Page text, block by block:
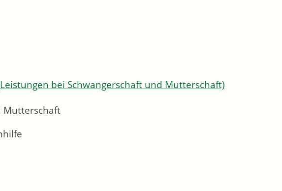
bei Schwangerschaft und Mutterschaft)
Mutterschaft